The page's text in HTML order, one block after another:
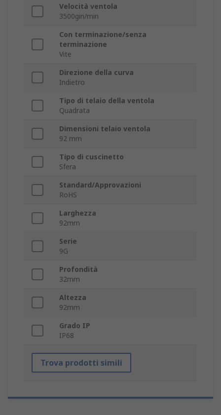
Velocità ventola
3500giri/min
Con terminazione/senza
terminazione
Vite
Direzione della curva
Indietro
Tipo di telaio della ventola
Quadrata
Dimensioni telaio ventola
92 mm
Tipo di cuscinetto
Sfera
Standard/Approvazioni
RoHS
Larghezza
92mm
Serie
9G
Profondità
32mm
Altezza
92mm
Grado IP
IP68
Trova prodotti simili